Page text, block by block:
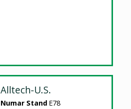
Alltech-U.S.
Numar Stand E78